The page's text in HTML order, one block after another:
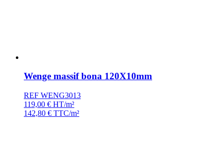
Wenge massif bona 120X10mm
REF WENG3013
119,00 € HT/m²
142,80 € TTC/m²